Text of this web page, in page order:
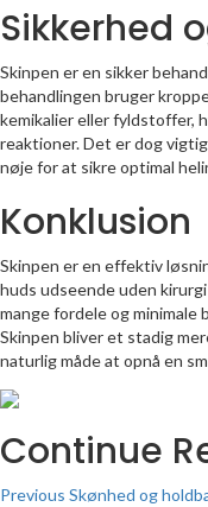
Sikkerhed
Skinpen er en sikker
behandlingen bruger
kemikalier eller fyldstoffer,
reaktioner. Det er dog
nøje for at sikre optimal
Konklusion
Skinpen er en effektiv
huds udseende uden
mange fordele og minimale
Skinpen bliver et stadig
naturlig måde at opnå en
Continue
Previous Skønhed og